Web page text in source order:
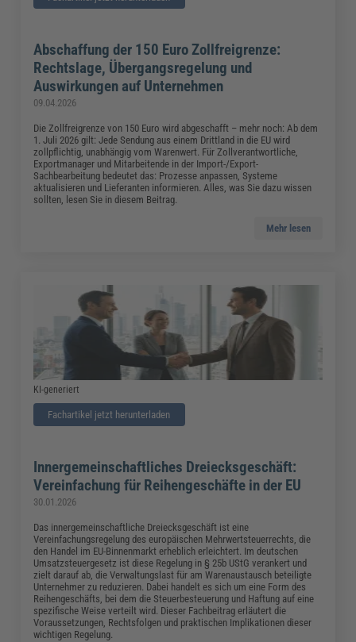
Abschaffung der 150 Euro Zollfreigrenze:
Rechtslage, Übergangsregelung und
Auswirkungen auf Unternehmen
09.04.2026
Die Zollfreigrenze von 150 Euro wird abgeschafft – mehr noch: Ab dem
1. Juli 2026 gilt: Jede Sendung aus einem Drittland in die EU wird
zollpflichtig, unabhängig vom Warenwert. Für Zollverantwortliche,
Exportmanager und Mitarbeitende in der Import-/Export-
Sachbearbeitung bedeutet das: Prozesse anpassen, Systeme
aktualisieren und Lieferanten informieren. Alles, was Sie dazu wissen
sollten, lesen Sie in diesem Beitrag.
Mehr lesen
KI-generiert
Fachartikel jetzt herunterladen
Innergemeinschaftliches Dreiecksgeschäft:
Vereinfachung für Reihengeschäfte in der EU
30.01.2026
Das innergemeinschaftliche Dreiecksgeschäft ist eine
Vereinfachungsregelung des europäischen Mehrwertsteuerrechts, die
den Handel im EU-Binnenmarkt erheblich erleichtert. Im deutschen
Umsatzsteuergesetz ist diese Regelung in § 25b UStG verankert und
zielt darauf ab, die Verwaltungslast für am Warenaustausch beteiligte
Unternehmer zu reduzieren. Dabei handelt es sich um eine Form des
Reihengeschäfts, bei dem die Steuerbesteuerung und Haftung auf eine
spezifische Weise verteilt wird. Dieser Fachbeitrag erläutert die
Voraussetzungen, Rechtsfolgen und praktischen Implikationen dieser
wichtigen Regelung.